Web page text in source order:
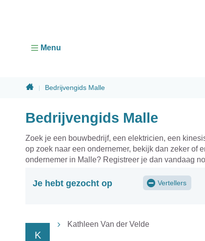
Menu
SluitenHomeBedrijvengids Malle
Bedrijvengids Malle
Zoek je een bouwbedrijf, een elektricien, een
op zoek naar een ondernemer, bekijk dan zeker of
ondernemer in Malle? Registreer je dan vandaag
Je hebt gezocht op Vertellers
K
Kathleen Van der Velde